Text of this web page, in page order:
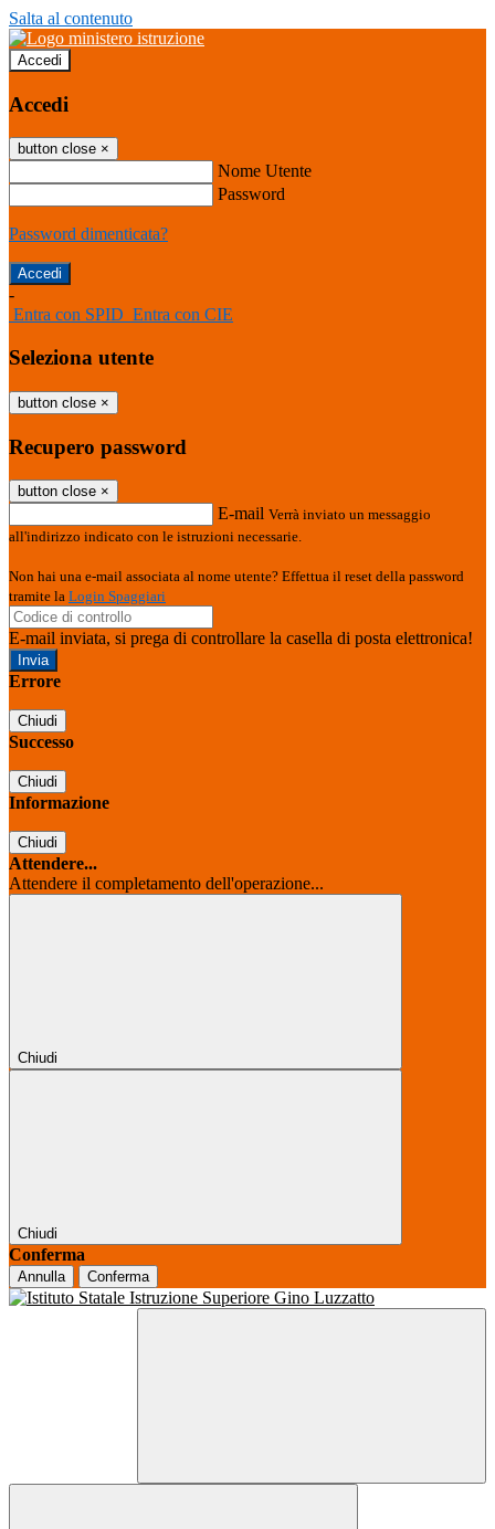
Salta al contenuto
Accedi
Accedi
button close ×
Nome Utente
Password
Password dimenticata?
-
Entra con SPID Entra con CIE
Seleziona utente
button close ×
Recupero password
button close ×
E-mail Verrà inviato un messaggio
all'indirizzo indicato con le istruzioni necessarie.
Non hai una e-mail associata al nome utente? Effettua il reset della password
tramite la Login Spaggiari
E-mail inviata, si prega di controllare la casella di posta elettronica!
Errore
Chiudi
Successo
Chiudi
Informazione
Chiudi
Attendere...
Attendere il completamento dell'operazione...
Chiudi
Chiudi
Conferma
Annulla Conferma